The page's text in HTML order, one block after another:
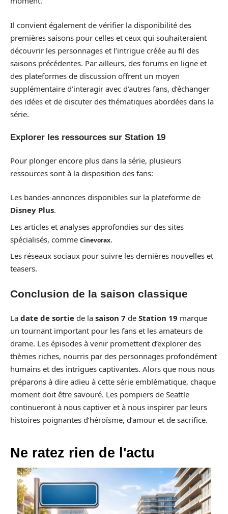
Il convient également de vérifier la disponibilité des
premières saisons pour celles et ceux qui souhaiteraient
découvrir les personnages et l’intrigue créée au fil des
saisons précédentes. Par ailleurs, des forums en ligne et
des plateformes de discussion offrent un moyen
supplémentaire d’interagir avec d’autres fans, d’échanger
des idées et de discuter des thématiques abordées dans la
série.
Explorer les ressources sur Station 19
Pour plonger encore plus dans la série, plusieurs
ressources sont à la disposition des fans:
Les bandes-annonces disponibles sur la plateforme de
Disney Plus.
Les articles et analyses approfondies sur des sites
spécialisés, comme Cinevorax.
Les réseaux sociaux pour suivre les dernières nouvelles et
teasers.
Conclusion de la saison classique
La date de sortie de la saison 7 de Station 19 marque
un tournant important pour les fans et les amateurs de
drame. Les épisodes à venir promettent d’explorer des
thèmes riches, nourris par des personnages profondément
humains et des intrigues captivantes. Alors que nous nous
préparons à dire adieu à cette série emblématique, chaque
moment doit être savouré. Les pompiers de Seattle
continueront à nous captiver et à nous inspirer par leurs
histoires poignantes d’héroïsme, d’amour et de sacrifice.
Ne ratez rien de l'actu